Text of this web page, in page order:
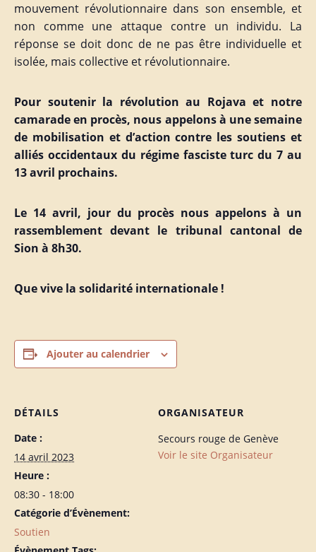
mouvement révolutionnaire dans son ensemble, et
non comme une attaque contre un individu. La
réponse se doit donc de ne pas être individuelle et
isolée, mais collective et révolutionnaire.
Pour soutenir la révolution au Rojava et notre
camarade en procès, nous appelons à une semaine
de mobilisation et d’action contre les soutiens et
alliés occidentaux du régime fasciste turc du 7 au
13 avril prochains.
Le 14 avril, jour du procès nous appelons à un
rassemblement devant le tribunal cantonal de
Sion à 8h30.
Que vive la solidarité internationale !
Ajouter au calendrier
DÉTAILS
Date :
14 avril 2023
Heure :
08:30 - 18:00
Catégorie d’Évènement:
Soutien
ORGANISATEUR
Secours rouge de Genève
Voir le site Organisateur